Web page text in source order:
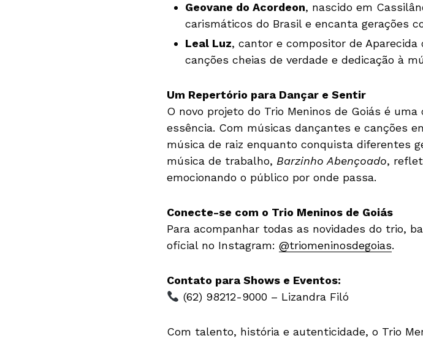
Geovane do Acordeon, nascido em
carismáticos do Brasil e encanta gerações
Leal Luz, cantor e compositor de Aparecida
canções cheias de verdade e dedicação à
Um Repertório para Dançar e Sentir
O novo projeto do Trio Meninos de Goiás é
essência. Com músicas dançantes e canções
música de raiz enquanto conquista diferentes
música de trabalho, Barzinho Abençoado,
emocionando o público por onde passa.
Conecte-se com o Trio Meninos de Goiás
Para acompanhar todas as novidades do trio,
oficial no Instagram: @triomeninosdegoias.
Contato para Shows e Eventos:
(62) 98212-9000 – Lizandra Filó
Com talento, história e autenticidade, o Trio